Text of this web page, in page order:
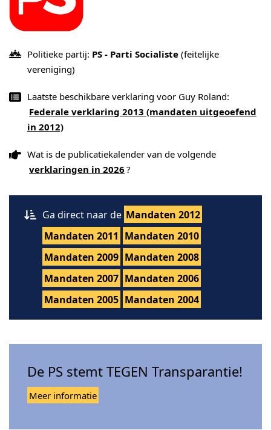
Politieke partij: PS - Parti Socialiste (feitelijke
vereniging)
Laatste beschikbare verklaring voor Guy Roland:
Federale verklaring 2013 (mandaten uitgeoefend
in 2012)
Wat is de publicatiekalender van de volgende
verklaringen in 2026 ?
Ga direct naar de Mandaten 2012
Mandaten 2011 Mandaten 2010
Mandaten 2009 Mandaten 2008
Mandaten 2007 Mandaten 2006
Mandaten 2005 Mandaten 2004
De PS stemt TEGEN Transparantie!
Meer informatie